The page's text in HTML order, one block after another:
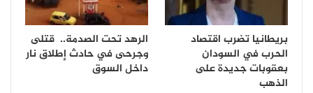
بريطانيا تضرب اقتصاد
الحرب في السودان
بعقوبات جديدة على
الذهب
الرهد تحت الصدمة.. قتلى
وجرحى في حادث إطلاق نار
داخل السوق